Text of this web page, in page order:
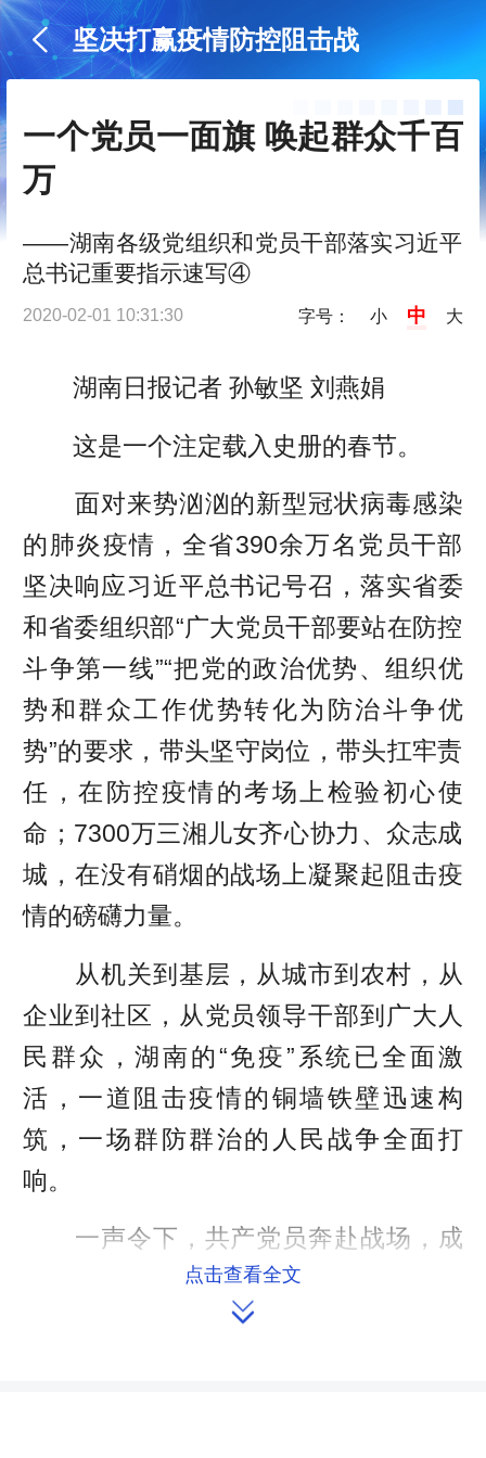
坚决打赢疫情防控阻击战
一个党员一面旗 唤起群众千百
万
——湖南各级党组织和党员干部落实习近平
总书记重要指示速写④
2020-02-01 10:31:30 字号： 小 中 大
湖南日报记者 孙敏坚 刘燕娟
这是一个注定载入史册的春节。
面对来势汹汹的新型冠状病毒感染
的肺炎疫情，全省390余万名党员干部
坚决响应习近平总书记号召，落实省委
和省委组织部“广大党员干部要站在防控
斗争第一线”“把党的政治优势、组织优
势和群众工作优势转化为防治斗争优
势”的要求，带头坚守岗位，带头扛牢责
任，在防控疫情的考场上检验初心使
命；7300万三湘儿女齐心协力、众志成
城，在没有硝烟的战场上凝聚起阻击疫
情的磅礴力量。
从机关到基层，从城市到农村，从
企业到社区，从党员领导干部到广大人
民群众，湖南的“免疫”系统已全面激
活，一道阻击疫情的铜墙铁壁迅速构
筑，一场群防群治的人民战争全面打
响。
一声令下，共产党员奔赴战场，成
为疫情防控的“排头兵”、群众信赖的“主
点击查看全文
